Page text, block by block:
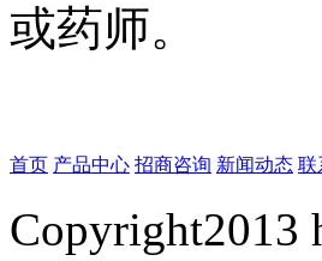
或药师。
首页 产品中心 招商咨询 新闻动态 联
Copyright2013